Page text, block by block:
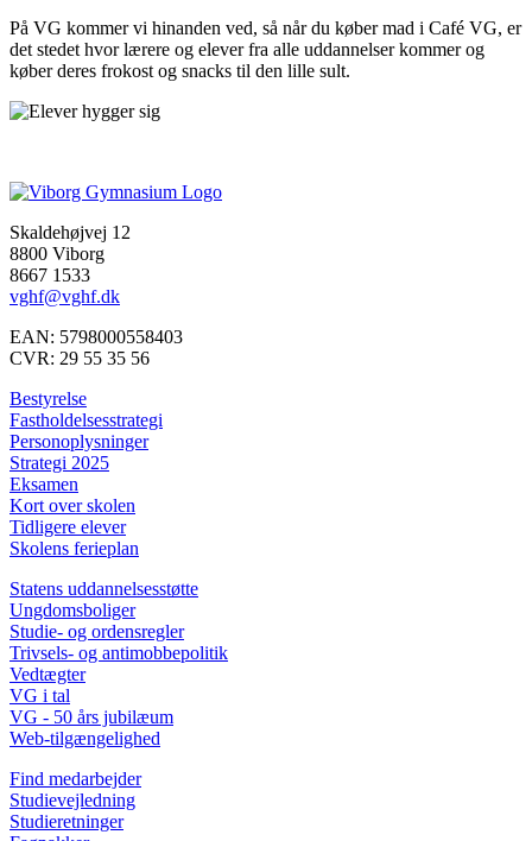
På VG kommer vi hinanden ved, så når du køber mad i Café VG, er
det stedet hvor lærere og elever fra alle uddannelser kommer og
køber deres frokost og snacks til den lille sult.
Skaldehøjvej 12
8800 Viborg
8667 1533
vghf@vghf.dk
EAN: 5798000558403
CVR: 29 55 35 56
Bestyrelse
Fastholdelsesstrategi
Personoplysninger
Strategi 2025
Eksamen
Kort over skolen
Tidligere elever
Skolens ferieplan
Statens uddannelsesstøtte
Ungdomsboliger
Studie- og ordensregler
Trivsels- og antimobbepolitik
Vedtægter
VG i tal
VG - 50 års jubilæum
Web-tilgængelighed
Find medarbejder
Studievejledning
Studieretninger